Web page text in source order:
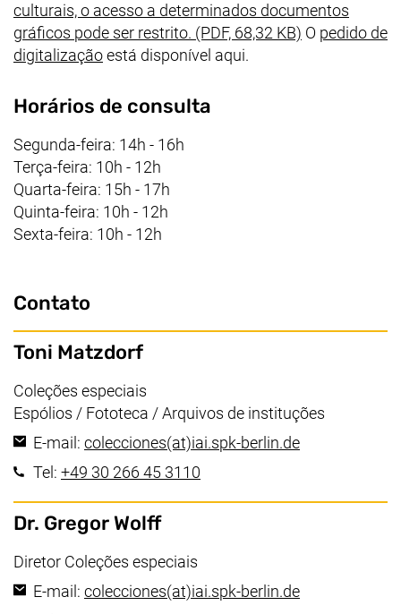
culturais, o acesso a determinados documentos
gráficos pode ser restrito. (PDF, 68,32 KB) (abre uma
O pedido de
digitalizaçãoestá disponível aqui.
Horários de consulta
Segunda-feira: 14h - 16h
Terça-feira: 10h - 12h
Quarta-feira: 15h - 17h
Quinta-feira: 10h - 12h
Sexta-feira: 10h - 12h
Contato
Toni Matzdorf
Área de trabalho:
Coleções especiais
Espólios / Fototeca / Arquivos de instituções
E-mail: colecciones​(at)​iai.spk-berlin.de(abre seu
Tel: +49 30 266 45 3110
Dr. Gregor Wolff
Área de trabalho:
Diretor Coleções especiais
E-mail: colecciones​(at)​iai.spk-berlin.de(abre seu